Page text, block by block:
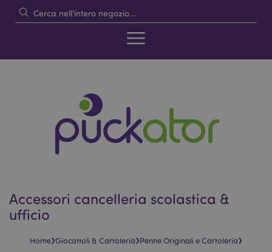
Accessori cancelleria scolastica &
ufficio
Home›Giocattoli & Cartoleria›Penne Originali e Cartoleria›